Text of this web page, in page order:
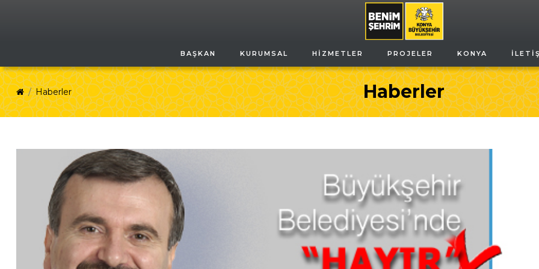
BAŞKAN KURUMSAL HIZMETLER PROJELER KONYA
Haberler
Haberler